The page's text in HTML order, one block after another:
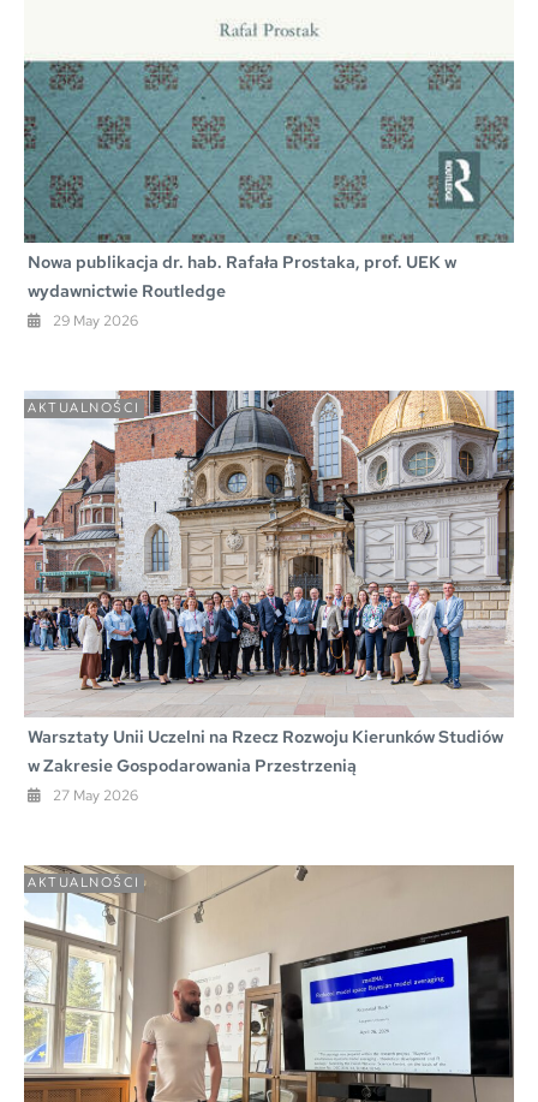
Nowa publikacja dr. hab. Rafała Prostaka, prof. UEK w
wydawnictwie Routledge
29 May 2026
AKTUALNOŚCI
Warsztaty Unii Uczelni na Rzecz Rozwoju Kierunków Studiów
w Zakresie Gospodarowania Przestrzenią
27 May 2026
AKTUALNOŚCI